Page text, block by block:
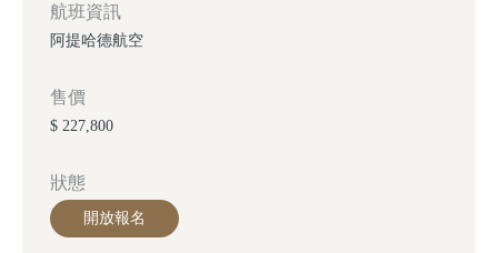
航班資訊
阿提哈德航空
售價
$ 227,800
狀態
開放報名